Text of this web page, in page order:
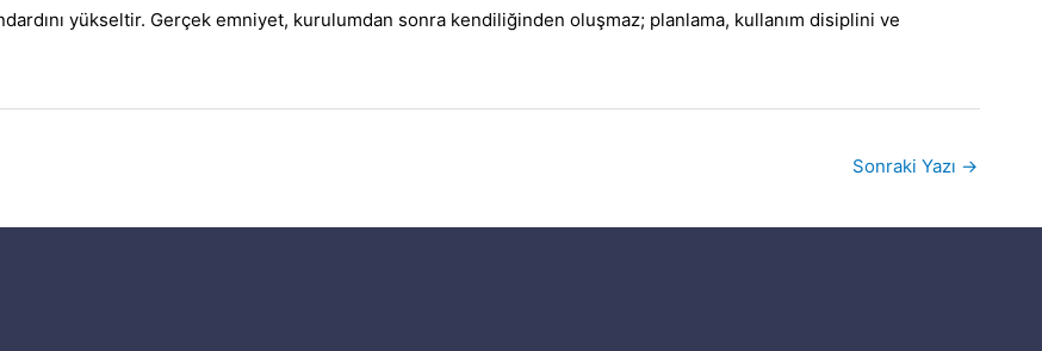
yükseltir. Gerçek emniyet, kurulumdan sonra kendiliğinden oluşmaz; planlama, kullanım disiplini ve
Sonraki Yazı →